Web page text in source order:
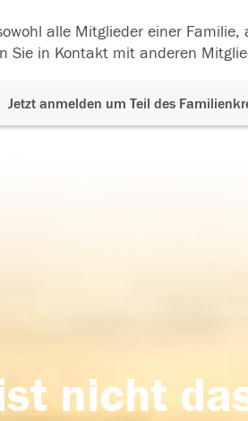
alle Mitglieder einer
Sie in Kontakt mit anderen
Jetzt anmelden um Teil des
nicht